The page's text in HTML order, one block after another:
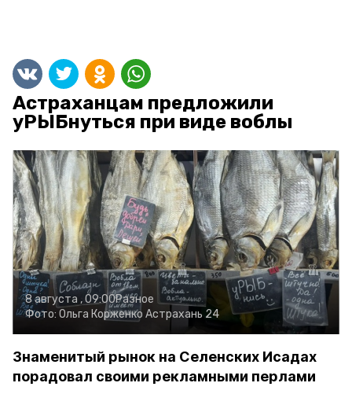
Астраханцам предложили
уРЫБнуться при виде воблы
8 августа , 09:00Разное
Фото: Ольга Корженко Астрахань 24
Знаменитый рынок на Селенских Исадах
порадовал своими рекламными перлами